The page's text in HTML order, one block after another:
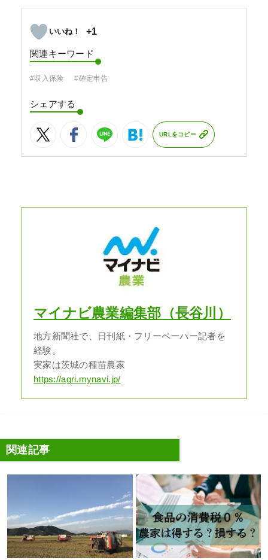
+1
関連キーワード
#収入保険 #確定申告
シェアする
URLをコピー
マイナビ農業編集部（長谷川）
地方新聞社で、日刊紙・フリーペーパー記者を
経験。
実家は茨城の種苗農家
https://agri.mynavi.jp/
関連記事